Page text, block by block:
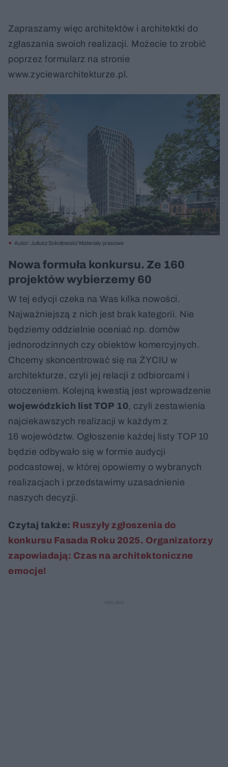
Zapraszamy więc architektów i architektki do
zgłaszania swoich realizacji. Możecie to zrobić
poprzez formularz na stronie
www.zyciewarchitekturze.pl.
Autor: Juliusz Sokołowski/ Materiały prasowe
Nowa formuła konkursu. Ze 160
projektów wybierzemy 60
W tej edycji czeka na Was kilka nowości.
Najważniejszą z nich jest brak kategorii. Nie
będziemy oddzielnie oceniać np. domów
jednorodzinnych czy obiektów komercyjnych.
Chcemy skoncentrować się na ŻYCIU w
architekturze, czyli jej relacji z odbiorcami i
otoczeniem. Kolejną kwestią jest wprowadzenie
wojewódzkich list TOP 10, czyli zestawienia
najciekawszych realizacji w każdym z
16 województw. Ogłoszenie każdej listy TOP 10
będzie odbywało się w formie audycji
podcastowej, w której opowiemy o wybranych
realizacjach i przedstawimy uzasadnienie
naszych decyzji.
Czytaj także: Ruszyły zgłoszenia do
konkursu Fasada Roku 2025. Organizatorzy
zapowiadają: Czas na architektoniczne
emocje!